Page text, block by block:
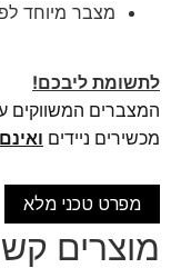
מצבר מיוחד
לתשומת ליבכם!
המצברים המשווקים
מכשירים ניידים ואינם
מפרט טכני מלא
מוצרים